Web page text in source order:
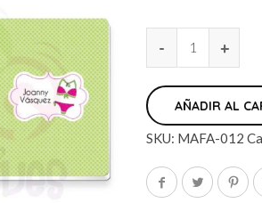
AÑADIR AL
SKU: MAFA-012